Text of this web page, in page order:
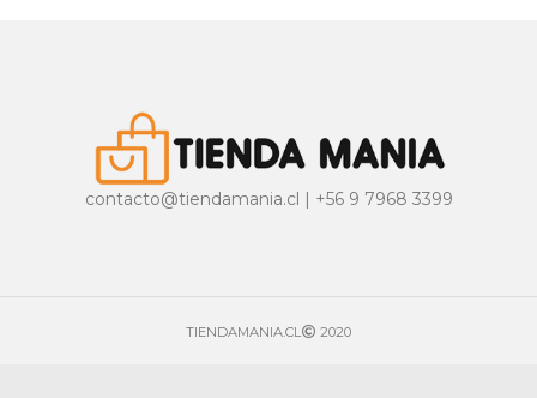
contacto@tiendamania.cl | +56 9 7968 3399
TIENDAMANIA.CL 2020